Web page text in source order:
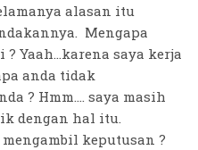
alasan itu
Mengapa
Yaah...karena saya kerja
anda tidak
? Hmm.... saya masih
dengan hal itu.
keputusan ?